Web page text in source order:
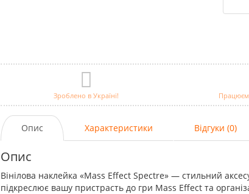
Зроблено в Україні!
Опис Характеристики Відгуки (0)
Опис
Вінілова наклейка «Mass Effect Spectre» — стильний
підкреслює вашу пристрасть до гри Mass Effect та